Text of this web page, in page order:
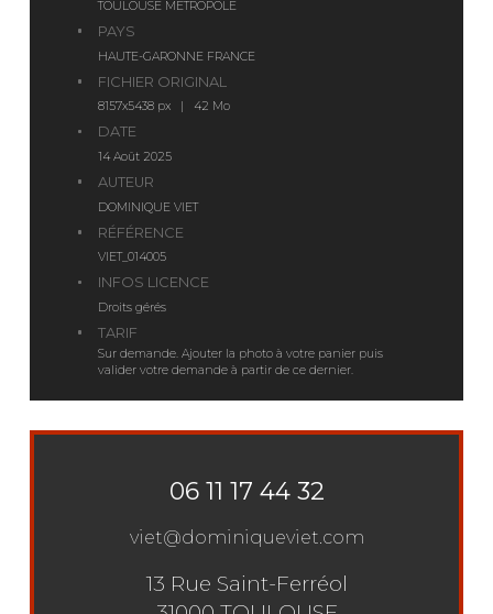
TOULOUSE METROPOLE
PAYS
HAUTE-GARONNE FRANCE
FICHIER ORIGINAL
8157x5438 px | 42 Mo
DATE
14 Août 2025
AUTEUR
DOMINIQUE VIET
RÉFÉRENCE
VIET_014005
INFOS LICENCE
Droits gérés
TARIF
Sur demande. Ajouter la photo à votre panier puis
valider votre demande à partir de ce dernier.
06 11 17 44 32
viet@dominiqueviet.com
13 Rue Saint-Ferréol